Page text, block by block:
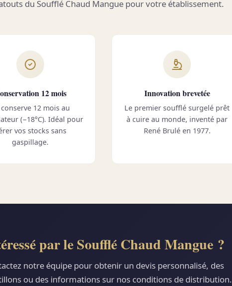
du Soufflé Chaud Mangue pour votre établissement.
12 mois
conserve 12 mois au
(−18°C). Idéal pour
vos stocks sans
gaspillage.
Innovation brevetée
Le premier soufflé surgelé prêt
à cuire au monde, inventé par
René Brulé en 1977.
par le Soufflé Chaud Mangue ?
notre équipe pour obtenir un devis personnalisé, des
ou des informations sur nos conditions de distribution.